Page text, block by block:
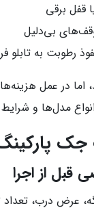
قفل برقی
بی‌دلیل
رطوبت به تابلو
اما در عمل
مدل‌ها و
قبل از اجرا
عرض درب، تعداد